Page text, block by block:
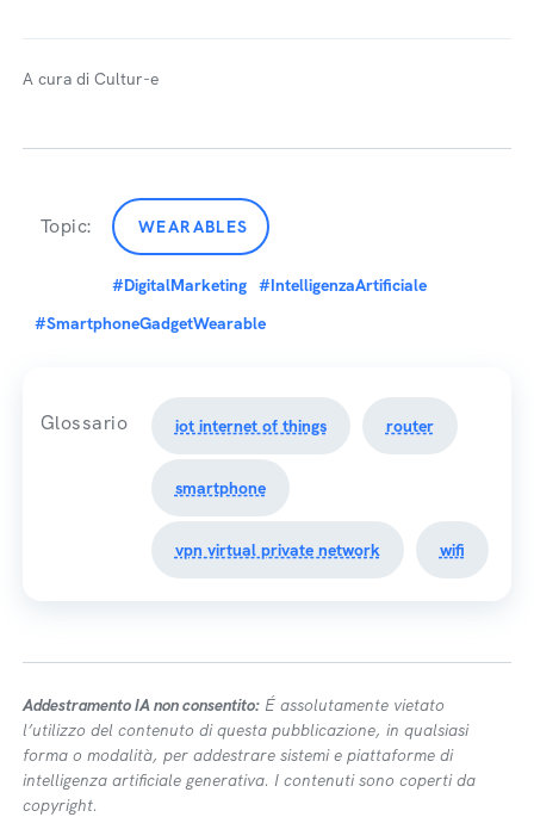
A cura di Cultur-e
Topic: WEARABLES
#DigitalMarketing #IntelligenzaArtificiale
#SmartphoneGadgetWearable
Glossario iot internet of things router
smartphone
vpn virtual private network wifi
Addestramento IA non consentito: É assolutamente vietato
l’utilizzo del contenuto di questa pubblicazione, in qualsiasi
forma o modalità, per addestrare sistemi e piattaforme di
intelligenza artificiale generativa. I contenuti sono coperti da
copyright.